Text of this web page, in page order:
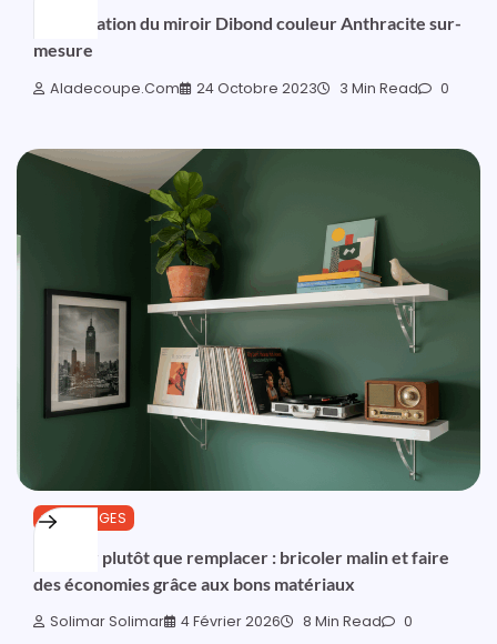
Présentation du miroir Dibond couleur Anthracite sur-
mesure
Aladecoupe.com 24 Octobre 2023 3 Min Read 0
OUTILLAGES
Réparer plutôt que remplacer : bricoler malin et faire
des économies grâce aux bons matériaux
Solimar Solimar 4 Février 2026 8 Min Read 0